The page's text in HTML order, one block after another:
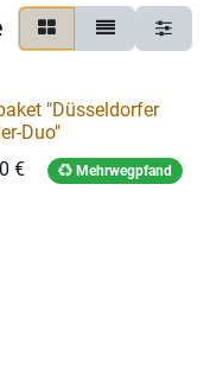
"Düsseldorfer
Duo"
€ Mehrwegpfand